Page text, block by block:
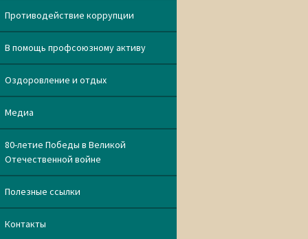
Противодействие коррупции
В помощь профсоюзному активу
Оздоровление и отдых
Медиа
80-летие Победы в Великой
Отечественной войне
Полезные ссылки
Контакты